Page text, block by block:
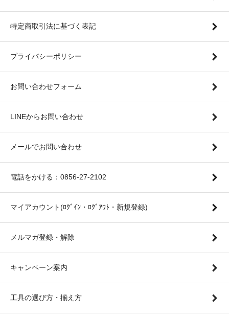
特定商取引法に基づく表記
プライバシーポリシー
お問い合わせフォーム
LINEからお問い合わせ
メールでお問い合わせ
電話をかける：0856-27-2102
マイアカウント(ﾛｸﾞｲﾝ・ﾛｸﾞｱｳﾄ・新規登録)
メルマガ登録・解除
キャンペーン案内
工具の選び方・揃え方